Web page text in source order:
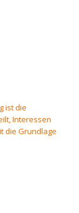
ist die
Interessen
die Grundlage